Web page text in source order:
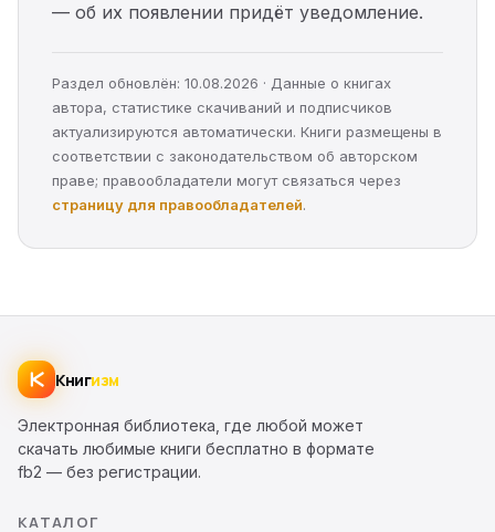
— об их появлении придёт уведомление.
Раздел обновлён: 10.08.2026 · Данные о книгах
автора, статистике скачиваний и подписчиков
актуализируются автоматически. Книги размещены в
соответствии с законодательством об авторском
праве; правообладатели могут связаться через
страницу для правообладателей.
Книгизм
Электронная библиотека, где любой может
скачать любимые книги бесплатно в формате
fb2 — без регистрации.
КАТАЛОГ